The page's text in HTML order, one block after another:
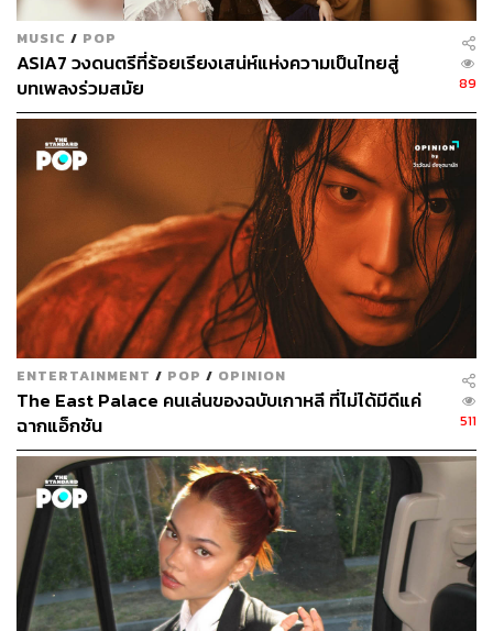
MUSIC / POP
ASIA7 วงดนตรีที่ร้อยเรียงเสน่ห์แห่งความเป็นไทยสู่
บทเพลงร่วมสมัย
89
ENTERTAINMENT / POP / OPINION
The East Palace คนเล่นของฉบับเกาหลี ที่ไม่ได้มีดีแค่
ฉากแอ็กชัน
511